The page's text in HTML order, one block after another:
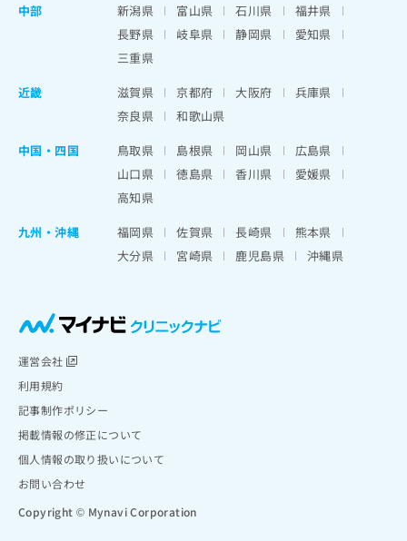
中部
新潟県 富山県 石川県
福井県
長野県
岐阜県 静岡県
愛知県
三重県
近畿
滋賀県 京都府 大阪府
兵庫県
奈良県
和歌山県
中国・四国
鳥取県 島根県 岡山県
広島県
山口県
徳島県 香川県
愛媛県
高知県
九州・沖縄
福岡県 佐賀県 長崎県
熊本県
大分県
宮崎県 鹿児島県 沖縄県
運営会社
利用規約
記事制作ポリシー
掲載情報の修正について
個人情報の取り扱いについて
お問い合わせ
Copyright © Mynavi Corporation